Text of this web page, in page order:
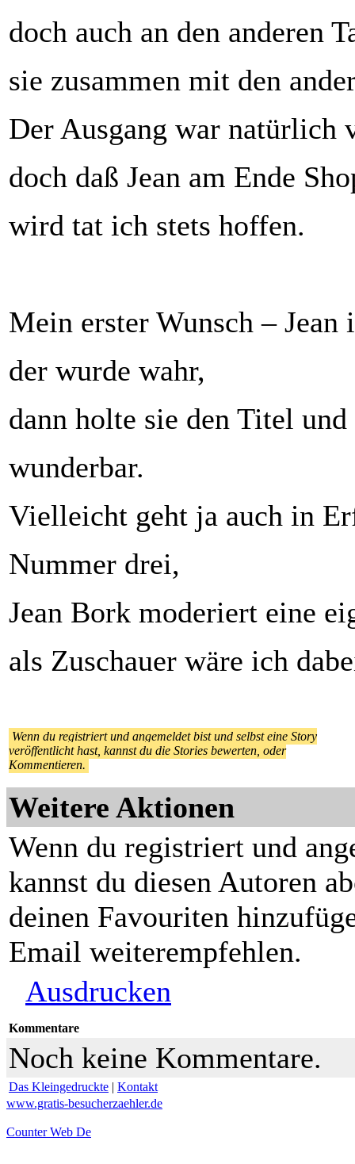
doch auch an den anderen
sie zusammen mit den
Der Ausgang war natürlich
doch daß Jean am Ende
wird tat ich stets hoffen.
Mein erster Wunsch – Jean
der wurde wahr,
dann holte sie den Titel
wunderbar.
Vielleicht geht ja auch in
Nummer drei,
Jean Bork moderiert eine
als Zuschauer wäre ich
Wenn du registriert und angemeldet bist und selbst eine Story
veröffentlicht hast, kannst du die Stories bewerten, oder
Kommentieren.
Weitere Aktionen
Wenn du registriert und
kannst du diesen Autoren
deinen Favouriten
Email weiterempfehlen.
Ausdrucken
Kommentare
Noch keine Kommentare.
Das Kleingedruckte | Kontakt
www.gratis-besucherzaehler.de
Counter Web De